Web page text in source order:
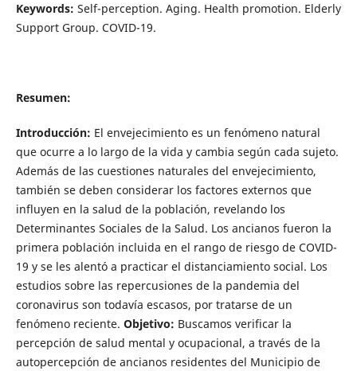
Keywords: Self-perception. Aging. Health promotion. Elderly
Support Group. COVID-19.
Resumen:
Introducción: El envejecimiento es un fenómeno natural
que ocurre a lo largo de la vida y cambia según cada sujeto.
Además de las cuestiones naturales del envejecimiento,
también se deben considerar los factores externos que
influyen en la salud de la población, revelando los
Determinantes Sociales de la Salud. Los ancianos fueron la
primera población incluida en el rango de riesgo de COVID-
19 y se les alentó a practicar el distanciamiento social. Los
estudios sobre las repercusiones de la pandemia del
coronavirus son todavía escasos, por tratarse de un
fenómeno reciente. Objetivo: Buscamos verificar la
percepción de salud mental y ocupacional, a través de la
autopercepción de ancianos residentes del Municipio de